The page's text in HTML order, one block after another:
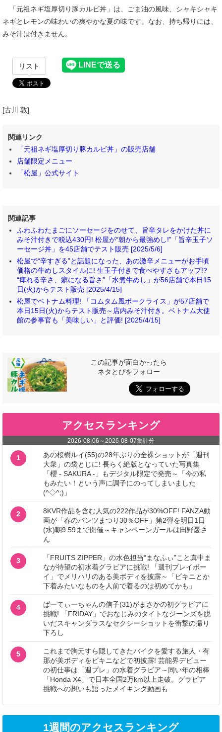
「元祖ネギ塩厚切り豚カルビ丼」は、ごま油の風味、シャキシャキ
ネギとレモンの味わいの爽やかな夏の味です。なお、持ち帰りには、
みそ汁は付きません。
リスト
[古川 敦]
関連リンク
「元祖ネギ塩厚切り豚カルビ丼」の販売店舗
店舗限定メニュー
「松屋」公式サイト
関連記事
ふわふわたまごにソーセージをのせて、旨辛タレをかけた丼に
みそ汁付きで税込430円! 松屋が“朝から最強めし!”「旨辛玉子ソ
ーセージ丼」を45店舗でテスト販売 [2025/5/6]
松屋で“辛すぎる”と話題になった、あの激辛メニューがお手頃
価格の牛めしスタイルに! 生玉子付きで食べやすさもアップ!?
“痺れる辛さ、癖になる旨さ”「水煮牛めし」が56店舗で本日15
日(火)からテスト販売 [2025/4/15]
松屋でベトナム料理! 「コムタム風ポークライス」が57店舗で
本日15日(火)からテスト販売～店内みそ汁付き。ベトナム大使
館の参事官も「美味しい」と評価! [2025/4/15]
この記事が面白かったら
ネタとぴをフォロー
アクセスランキング
2026-08-06 ～2026-08-07集計分
1
あの桜樹ルイ(55)の28年ぶりの全裸ショットが「週刊
大衆」の袋とじに! 長らく絶版となっていた写真集
「櫻 - SAKURA -」もデジタル限定で発売～「今の私
もみたい！という声に調子にのってしまいました
(^◇^;)」
2
8KVR作品を含む人気の222作品が30%OFF! FANZA動
画が「春のパンツまつり30％OFF」第2弾を明日1日
(水)朝9:59まで開催～キャンペーンガールは田野憂さ
ん
3
「FRUITS ZIPPER」の水色担当“まなふぃ”こと真中ま
なが待望の初水着グラビアに挑戦! 「週刊プレイボー
イ」でメリハリのある美ボディを披露～「ビキニとか
下着みたいなものを人前で着るのは初めてかも」
4
ぱーてぃーちゃんの信子(31)がまさかの初グラビアに
挑戦! 「FRIDAY」でおなじみのタイトなジーンズを脱
いだスキャンダラスなセクシーショットを衝撃の撮り
下ろし
5
これまで胸元すら隠してきたバイクを愛する旅人・有
那が美ボディをビキニなどで初披露! 芸能界デビュー
の初仕事は「週プレ」の水着グラビア～同い年の相棒
「Honda X4」で日本全国2万km以上走破。グラビア
挑戦への想いも語ったメイキング動画も
1週間のアクセスランキング